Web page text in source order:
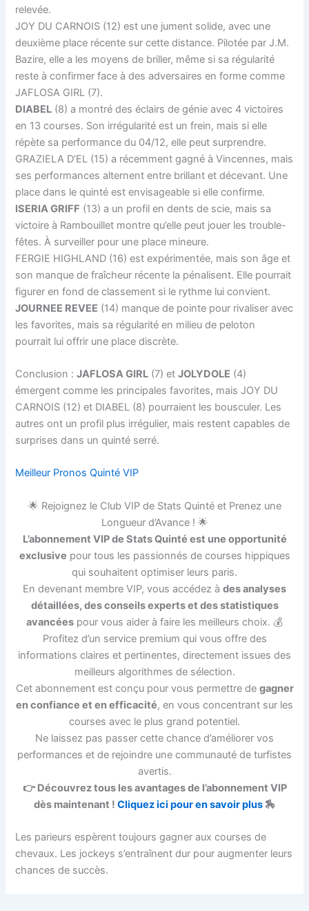
relevée.
JOY DU CARNOIS (12) est une jument solide, avec une
deuxième place récente sur cette distance. Pilotée par J.M.
Bazire, elle a les moyens de briller, même si sa régularité
reste à confirmer face à des adversaires en forme comme
JAFLOSA GIRL (7).
DIABEL (8) a montré des éclairs de génie avec 4 victoires
en 13 courses. Son irrégularité est un frein, mais si elle
répète sa performance du 04/12, elle peut surprendre.
GRAZIELA D’EL (15) a récemment gagné à Vincennes, mais
ses performances alternent entre brillant et décevant. Une
place dans le quinté est envisageable si elle confirme.
ISERIA GRIFF (13) a un profil en dents de scie, mais sa
victoire à Rambouillet montre qu’elle peut jouer les trouble-
fêtes. À surveiller pour une place mineure.
FERGIE HIGHLAND (16) est expérimentée, mais son âge et
son manque de fraîcheur récente la pénalisent. Elle pourrait
figurer en fond de classement si le rythme lui convient.
JOURNEE REVEE (14) manque de pointe pour rivaliser avec
les favorites, mais sa régularité en milieu de peloton
pourrait lui offrir une place discrète.
Conclusion :JAFLOSA GIRL (7) etJOLYDOLE (4)
émergent comme les principales favorites, mais JOY DU
CARNOIS (12) et DIABEL (8) pourraient les bousculer. Les
autres ont un profil plus irrégulier, mais restent capables de
surprises dans un quinté serré.
Meilleur Pronos Quinté VIP
🌟 Rejoignez le Club VIP de Stats Quinté et Prenez une
Longueur d’Avance ! 🌟
L’abonnement VIP de Stats Quinté est une opportunité
exclusive pour tous les passionnés de courses hippiques
qui souhaitent optimiser leurs paris.
En devenant membre VIP, vous accédez à des analyses
détaillées, des conseils experts et des statistiques
avancées pour vous aider à faire les meilleurs choix. 💰
Profitez d’un service premium qui vous offre des
informations claires et pertinentes, directement issues des
meilleurs algorithmes de sélection.
Cet abonnement est conçu pour vous permettre de gagner
en confiance et en efficacité, en vous concentrant sur les
courses avec le plus grand potentiel.
Ne laissez pas passer cette chance d’améliorer vos
performances et de rejoindre une communauté de turfistes
avertis.
👉 Découvrez tous les avantages de l’abonnement VIP
dès maintenant ! Cliquez ici pour en savoir plus 🏇
Les parieurs espèrent toujours gagner aux courses de
chevaux. Les jockeys s’entraînent dur pour augmenter leurs
chances de succès.